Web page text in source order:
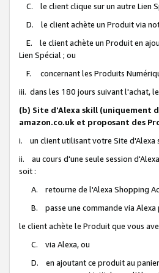
C. le client clique sur un autre Lien
D. le client achète un Produit via
E. le client achète un Produit en
Lien Spécial ; ou
F. concernant les Produits
iii. dans les 180 jours suivant l'achat,
(b) Site d'Alexa skill (uniquement
amazon.co.uk et proposant des
i. un client utilisant votre Site d'Alexa
ii. au cours d'une seule session
soit :
A. retourne de l'Alexa Shopping
B. passe une commande via
le client achète le Produit que vous
C. via Alexa, ou
D. en ajoutant ce produit au